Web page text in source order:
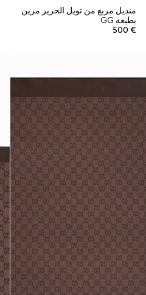
منديل مربع من تويل الحرير مزين
بطبعة GG
€ 500